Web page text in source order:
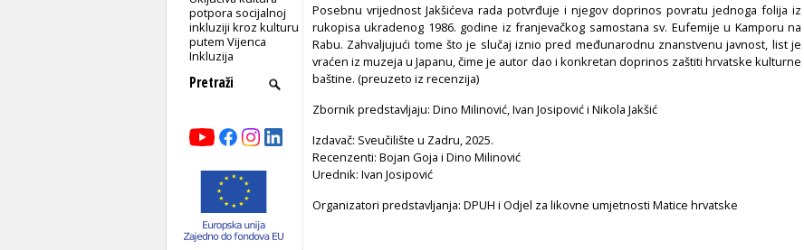
potpora socijalnoj
inkluziji kroz kulturu
putem Vijenca
Inkluzija
Posebnu vrijednost Jakšićeva rada potvrđuje i njegov doprinos povratu jednoga folija iz
rukopisa ukradenog 1986. godine iz franjevačkog samostana sv. Eufemije u Kamporu na
Rabu. Zahvaljujući tome što je slučaj iznio pred međunarodnu znanstvenu javnost, list je
vraćen iz muzeja u Japanu, čime je autor dao i konkretan doprinos zaštiti hrvatske kulturne
baštine. (preuzeto iz recenzija)
Zbornik predstavljaju: Dino Milinović, Ivan Josipović i Nikola Jakšić
Izdavač: Sveučilište u Zadru, 2025.
Recenzenti: Bojan Goja i Dino Milinović
Urednik: Ivan Josipović
Organizatori predstavljanja: DPUH i Odjel za likovne umjetnosti Matice hrvatske